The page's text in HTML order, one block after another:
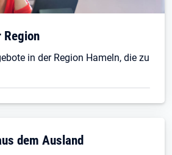
Region
in der Region Hameln, die zu
dem Ausland